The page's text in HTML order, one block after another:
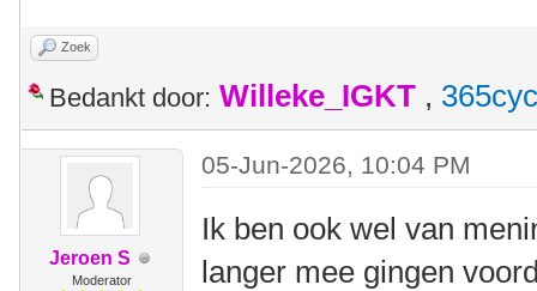
Zoek
Bedankt door: Willeke_IGKT ,
Jeroen S
Moderator
05-Jun-2026, 10:04 PM
Ik ben ook wel van
langer mee gingen